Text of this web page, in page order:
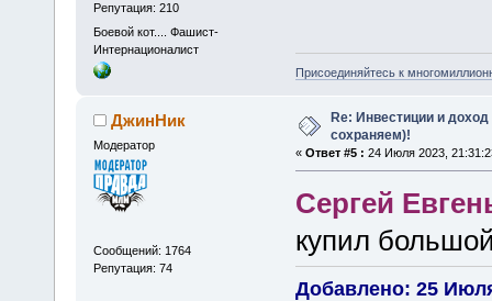
Репутация: 210
Боевой кот.... Фашист-
Интернационалист
Присоединяйтесь к
ДжинНик
Модератор
Сообщений: 1764
Репутация: 74
Re: Инвестиции и
сохраняем)!
« Ответ #5 : 24 Июля 2023,
Сергей
купил
Добавлено: 25